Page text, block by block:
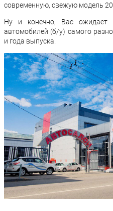
Любой кузов
современную, свежую модель
Ну и конечно, Вас ожидает
автомобилей (б/у) самого
и года выпуска.